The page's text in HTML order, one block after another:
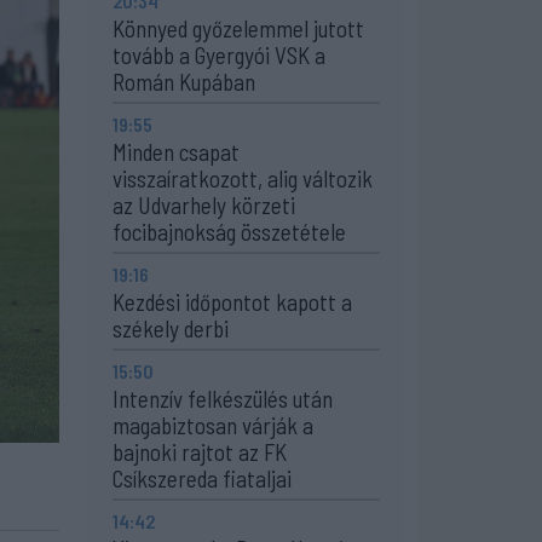
Könnyed győzelemmel jutott
tovább a Gyergyói VSK a
Román Kupában
19:55
Minden csapat
visszaíratkozott, alig változik
az Udvarhely körzeti
focibajnokság összetétele
19:16
Kezdési időpontot kapott a
székely derbi
15:50
Intenzív felkészülés után
magabiztosan várják a
bajnoki rajtot az FK
Csíkszereda fiataljai
14:42